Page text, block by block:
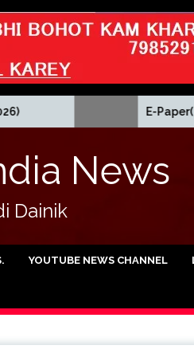
E-Paper(6/8/2026)
News
Dainik
YOUTUBE NEWS CHANNEL